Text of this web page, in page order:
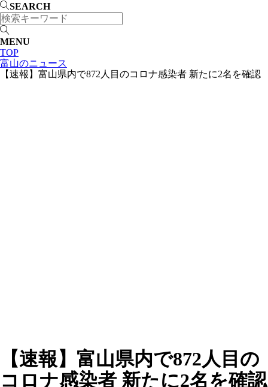
SEARCH
MENU
TOP
富山のニュース
【速報】富山県内で872人目のコロナ感染者 新たに2名を確認
【速報】富山県内で872人目の
コロナ感染者 新たに2名を確認